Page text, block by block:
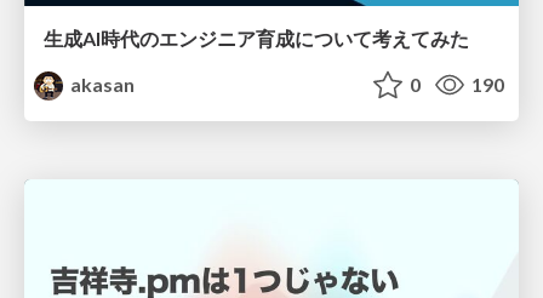
生成AI時代のエンジニア育成について考えてみた
akasan
0 190